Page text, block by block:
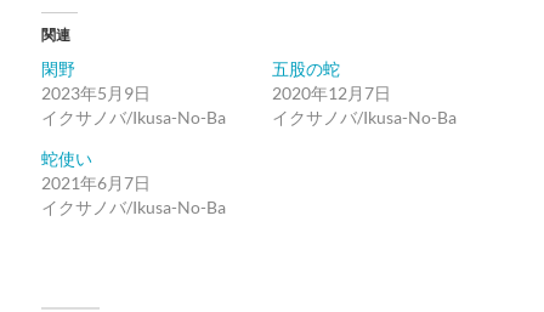
関連
閑野
2023年5月9日
イクサノバ/Ikusa-No-Ba
五股の蛇
2020年12月7日
イクサノバ/Ikusa-No-Ba
蛇使い
2021年6月7日
イクサノバ/Ikusa-No-Ba